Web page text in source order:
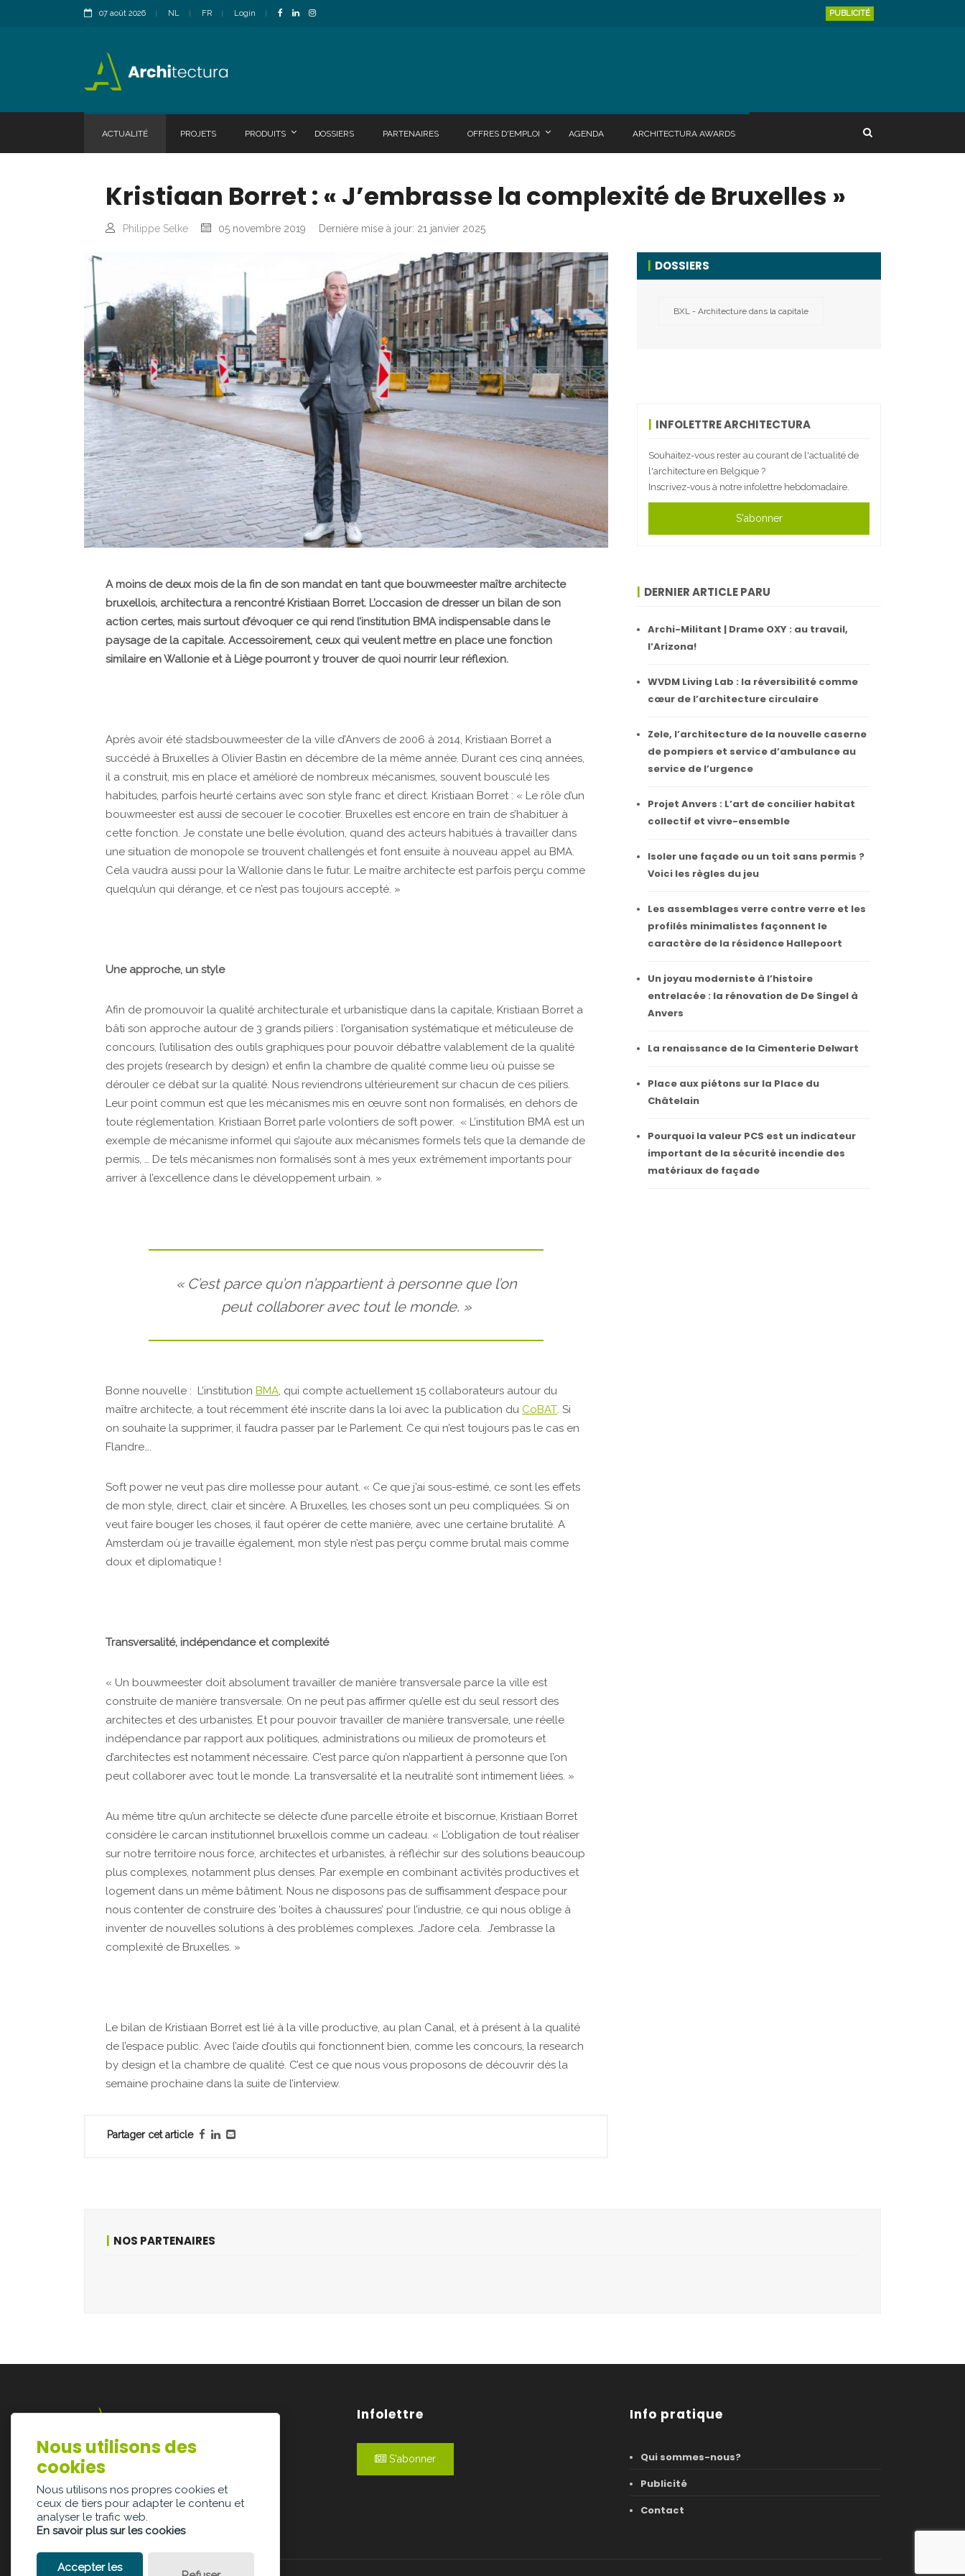
07 août 2026 NL FR Login PUBLICITÉ
ACTUALITÉ PROJETS PRODUITS DOSSIERS PARTENAIRES OFFRES D'EMPLOI AGENDA ARCHITECTURA AWARDS
Kristiaan Borret : « J’embrasse la complexité de Bruxelles »
Philippe Selke 05 novembre 2019 Dernière mise à jour: 21 janvier 2025
A moins de deux mois de la fin de son mandat en tant que bouwmeester maître architecte
bruxellois, architectura a rencontré Kristiaan Borret. L’occasion de dresser un bilan de son
action certes, mais surtout d’évoquer ce qui rend l’institution BMA indispensable dans le
paysage de la capitale. Accessoirement, ceux qui veulent mettre en place une fonction
similaire en Wallonie et à Liège pourront y trouver de quoi nourrir leur réflexion.
Après avoir été stadsbouwmeester de la ville d’Anvers de 2006 à 2014, Kristiaan Borret a
succédé à Bruxelles à Olivier Bastin en décembre de la même année. Durant ces cinq années,
il a construit, mis en place et amélioré de nombreux mécanismes, souvent bousculé les
habitudes, parfois heurté certains avec son style franc et direct. Kristiaan Borret : « Le rôle d’un
bouwmeester est aussi de secouer le cocotier. Bruxelles est encore en train de s’habituer à
cette fonction. Je constate une belle évolution, quand des acteurs habitués à travailler dans
une situation de monopole se trouvent challengés et font ensuite à nouveau appel au BMA.
Cela vaudra aussi pour la Wallonie dans le futur. Le maître architecte est parfois perçu comme
quelqu’un qui dérange, et ce n’est pas toujours accepté. »
Une approche, un style
Afin de promouvoir la qualité architecturale et urbanistique dans la capitale, Kristiaan Borret a
bâti son approche autour de 3 grands piliers : l’organisation systématique et méticuleuse de
concours, l’utilisation des outils graphiques pour pouvoir débattre valablement de la qualité
des projets (research by design) et enfin la chambre de qualité comme lieu où puisse se
dérouler ce débat sur la qualité. Nous reviendrons ultérieurement sur chacun de ces piliers.
Leur point commun est que les mécanismes mis en œuvre sont non formalisés, en dehors de
toute réglementation. Kristiaan Borret parle volontiers de soft power. « L’institution BMA est un
exemple de mécanisme informel qui s’ajoute aux mécanismes formels tels que la demande de
permis, … De tels mécanismes non formalisés sont à mes yeux extrêmement importants pour
arriver à l’excellence dans le développement urbain. »
« C’est parce qu’on n’appartient à personne que l’on
peut collaborer avec tout le monde. »
Bonne nouvelle : L’institution BMA, qui compte actuellement 15 collaborateurs autour du
maître architecte, a tout récemment été inscrite dans la loi avec la publication du CoBAT. Si
on souhaite la supprimer, il faudra passer par le Parlement. Ce qui n’est toujours pas le cas en
Flandre….
Soft power ne veut pas dire mollesse pour autant. « Ce que j’ai sous-estimé, ce sont les effets
de mon style, direct, clair et sincère. A Bruxelles, les choses sont un peu compliquées. Si on
veut faire bouger les choses, il faut opérer de cette manière, avec une certaine brutalité. A
Amsterdam où je travaille également, mon style n’est pas perçu comme brutal mais comme
doux et diplomatique !
Transversalité, indépendance et complexité
« Un bouwmeester doit absolument travailler de manière transversale parce la ville est
construite de manière transversale. On ne peut pas affirmer qu’elle est du seul ressort des
architectes et des urbanistes. Et pour pouvoir travailler de manière transversale, une réelle
indépendance par rapport aux politiques, administrations ou milieux de promoteurs et
d’architectes est notamment nécessaire. C’est parce qu’on n’appartient à personne que l’on
peut collaborer avec tout le monde. La transversalité et la neutralité sont intimement liées. »
Au même titre qu’un architecte se délecte d’une parcelle étroite et biscornue, Kristiaan Borret
considère le carcan institutionnel bruxellois comme un cadeau. « L’obligation de tout réaliser
sur notre territoire nous force, architectes et urbanistes, à réfléchir sur des solutions beaucoup
plus complexes, notamment plus denses. Par exemple en combinant activités productives et
logement dans un même bâtiment. Nous ne disposons pas de suffisamment d’espace pour
nous contenter de construire des ‘boîtes à chaussures’ pour l’industrie, ce qui nous oblige à
inventer de nouvelles solutions à des problèmes complexes. J’adore cela. J’embrasse la
complexité de Bruxelles. »
Le bilan de Kristiaan Borret est lié à la ville productive, au plan Canal, et à présent à la qualité
de l’espace public. Avec l’aide d’outils qui fonctionnent bien, comme les concours, la research
by design et la chambre de qualité. C’est ce que nous vous proposons de découvrir dès la
semaine prochaine dans la suite de l’interview.
Partager cet article
DOSSIERS
BXL - Architecture dans la capitale
INFOLETTRE ARCHITECTURA
Souhaitez-vous rester au courant de l'actualité de
l'architecture en Belgique ?
Inscrivez-vous à notre infolettre hebdomadaire.
S'abonner
DERNIER ARTICLE PARU
Archi-Militant | Drame OXY : au travail,
l’Arizona!
WVDM Living Lab : la réversibilité comme
cœur de l’architecture circulaire
Zele, l’architecture de la nouvelle caserne
de pompiers et service d’ambulance au
service de l’urgence
Projet Anvers : L’art de concilier habitat
collectif et vivre-ensemble
Isoler une façade ou un toit sans permis ?
Voici les règles du jeu
Les assemblages verre contre verre et les
profilés minimalistes façonnent le
caractère de la résidence Hallepoort
Un joyau moderniste à l’histoire
entrelacée : la rénovation de De Singel à
Anvers
La renaissance de la Cimenterie Delwart
Place aux piétons sur la Place du
Châtelain
Pourquoi la valeur PCS est un indicateur
important de la sécurité incendie des
matériaux de façade
NOS PARTENAIRES
Lazarijstraat 168
3500 Hasselt
Infolettre
S'abonner
Info pratique
Qui sommes-nous?
Publicité
Contact
Nous utilisons des
cookies
Nous utilisons nos propres cookies et
ceux de tiers pour adapter le contenu et
analyser le trafic web.
En savoir plus sur les cookies
Accepter les